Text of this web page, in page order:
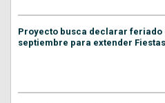
Proyecto busca declarar feriado
septiembre para extender